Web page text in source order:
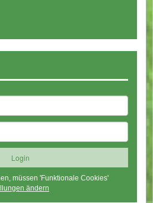
müssen 'Funktionale Cookies'
ändern